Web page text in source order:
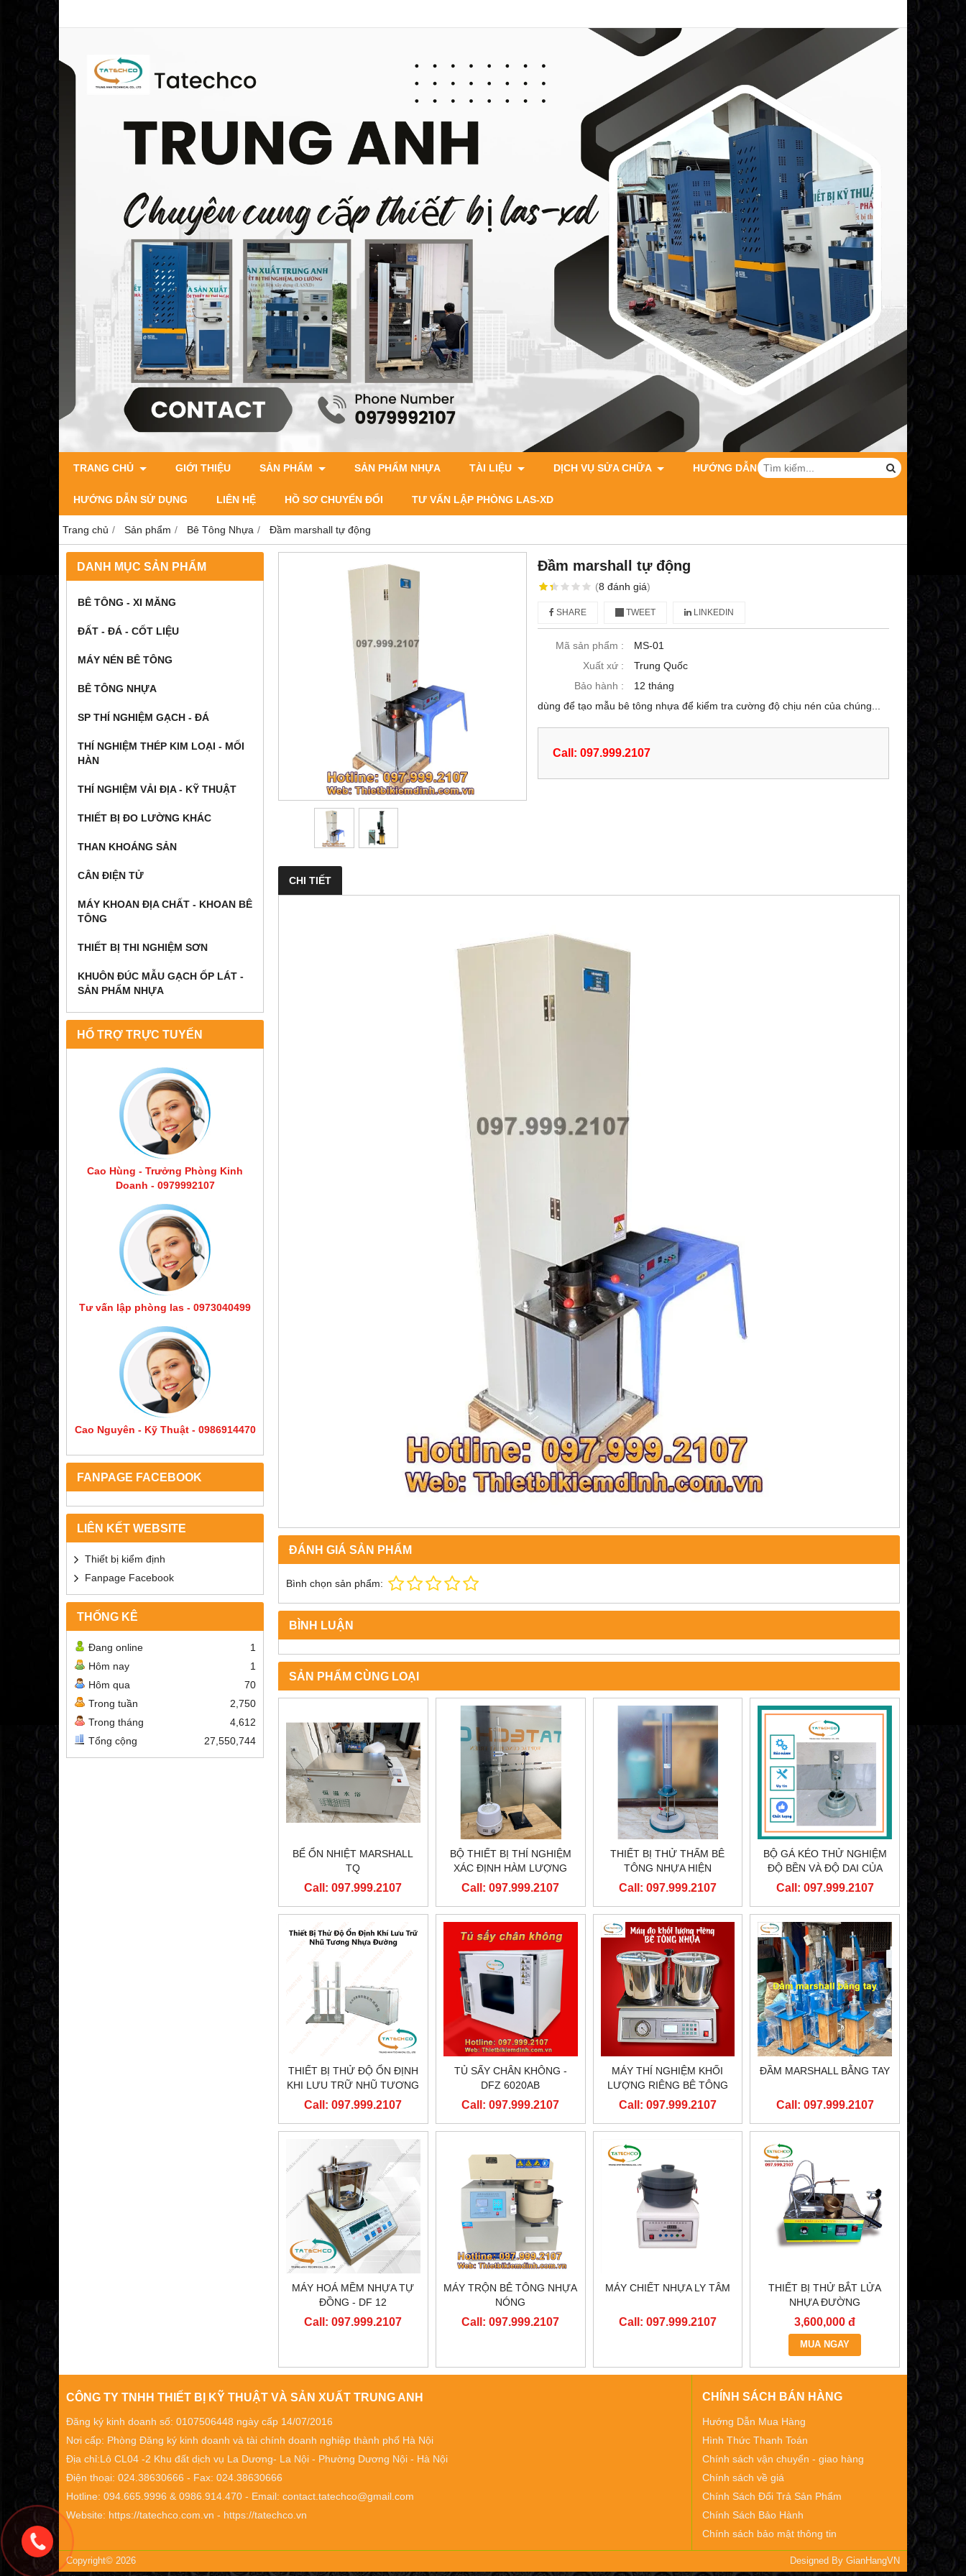
TRANG CHỦ GIỚI THIỆU SẢN PHẨM SẢN PHẨM NHỰA TÀI LIỆU DỊCH VỤ SỬA CHỮA HƯỚNG DẪN MUA HÀNG
HƯỚNG DẪN SỬ DỤNG LIÊN HỆ HỒ SƠ CHUYỂN ĐỔI TƯ VẤN LẬP PHÒNG LAS-XD
Trang chủ Sản phẩm Bê Tông Nhựa Đầm marshall tự động
DANH MỤC SẢN PHẨM
BÊ TÔNG - XI MĂNG
ĐẤT - ĐÁ - CỐT LIỆU
MÁY NÉN BÊ TÔNG
BÊ TÔNG NHỰA
SP THÍ NGHIỆM GẠCH - ĐÁ
THÍ NGHIỆM THÉP KIM LOẠI - MỐI
HÀN
THÍ NGHIỆM VẢI ĐỊA - KỸ THUẬT
THIẾT BỊ ĐO LƯỜNG KHÁC
THAN KHOÁNG SẢN
CÂN ĐIỆN TỬ
MÁY KHOAN ĐỊA CHẤT - KHOAN BÊ
TÔNG
THIẾT BỊ THI NGHIỆM SƠN
KHUÔN ĐÚC MẪU GẠCH ỐP LÁT -
SẢN PHẨM NHỰA
HỔ TRỢ TRỰC TUYẾN
Cao Hùng - Trưởng Phòng Kinh
Doanh - 0979992107
Tư vấn lập phòng las - 0973040499
Cao Nguyên - Kỹ Thuật - 0986914470
FANPAGE FACEBOOK
LIÊN KẾT WEBSITE
Thiết bị kiểm định
Fanpage Facebook
THỐNG KÊ
Đang online
1
Hôm nay
1
Hôm qua
70
Trong tuần
2,750
Trong tháng
4,612
Tổng cộng
27,550,744
Đầm marshall tự động
(8 đánh giá)
SHARE TWEET LINKEDIN
Mã sản phẩm :
MS-01
Xuất xứ :
Trung Quốc
Bảo hành :
12 tháng
dùng để tạo mẫu bê tông nhựa để kiểm tra cường độ chịu nén của chúng...
Call: 097.999.2107
CHI TIẾT
ĐÁNH GIÁ SẢN PHẨM
Bình chọn sản phẩm:
BÌNH LUẬN
SẢN PHẨM CÙNG LOẠI
BỂ ỔN NHIỆT MARSHALL
TQ
Call: 097.999.2107
BỘ THIẾT BỊ THÍ NGHIỆM
XÁC ĐỊNH HÀM LƯỢNG
NƯỚC SYD 0612
Call: 097.999.2107
THIẾT BỊ THỬ THẤM BÊ
TÔNG NHỰA HIỆN
TRƯỜNG
Call: 097.999.2107
BỘ GÁ KÉO THỬ NGHIỆM
ĐỘ BỀN VÀ ĐỘ DAI CỦA
VẬT LIỆU BITUM
Call: 097.999.2107
THIẾT BỊ THỬ ĐỘ ỔN ĐỊNH
KHI LƯU TRỮ NHŨ TƯƠNG
NHỰA ĐƯỜNG
Call: 097.999.2107
TỦ SẤY CHÂN KHÔNG -
DFZ 6020AB
Call: 097.999.2107
MÁY THÍ NGHIỆM KHỐI
LƯỢNG RIÊNG BÊ TÔNG
NHỰA
Call: 097.999.2107
ĐẦM MARSHALL BẰNG TAY
Call: 097.999.2107
MÁY HOÁ MỀM NHỰA TỰ
ĐỒNG - DF 12
Call: 097.999.2107
MÁY TRỘN BÊ TÔNG NHỰA
NÓNG
Call: 097.999.2107
MÁY CHIẾT NHỰA LY TÂM
Call: 097.999.2107
THIẾT BỊ THỬ BẮT LỬA
NHỰA ĐƯỜNG
3,600,000 đ
MUA NGAY
CÔNG TY TNHH THIẾT BỊ KỸ THUẬT VÀ SẢN XUẤT TRUNG ANH
Đăng ký kinh doanh số: 0107506448 ngày cấp 14/07/2016
Nơi cấp: Phòng Đăng ký kinh doanh và tài chính doanh nghiệp thành phố Hà Nội
Địa chỉ:Lô CL04 -2 Khu đất dịch vụ La Dương- La Nội - Phường Dương Nội - Hà Nội
Điện thoại: 024.38630666 - Fax: 024.38630666
Hotline: 094.665.9996 & 0986.914.470 - Email: contact.tatechco@gmail.com
Website: https://tatechco.com.vn - https://tatechco.vn
CHÍNH SÁCH BÁN HÀNG
Hướng Dẫn Mua Hàng
Hình Thức Thanh Toán
Chính sách vận chuyển - giao hàng
Chính sách về giá
Chính Sách Đổi Trả Sản Phẩm
Chính Sách Bảo Hành
Chính sách bảo mật thông tin
Copyright© 2026 Designed By GianHangVN